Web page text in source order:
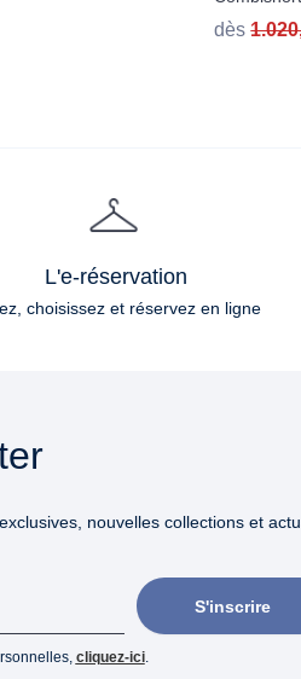
dès
L'e-réservation
choisissez et réservez en ligne
nouvelles collections et
S'inscrire
cliquez-ici.